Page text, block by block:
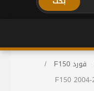
فورد F150
/